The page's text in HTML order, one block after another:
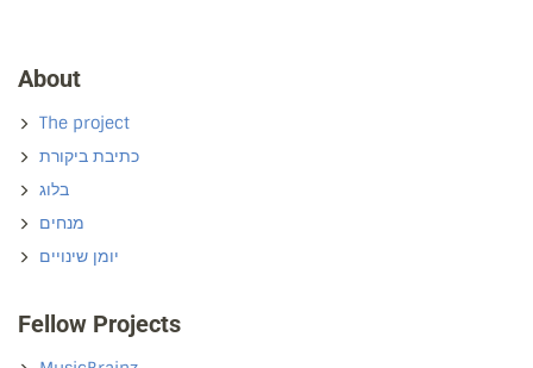
About
The project
כתיבת ביקורת
בלוג
מנחים
יומן שינויים
Fellow Projects